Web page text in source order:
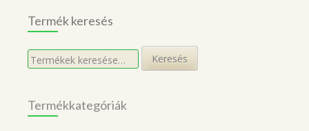
Termék keresés
Keresés
a
Keresés
Termékkategóriák